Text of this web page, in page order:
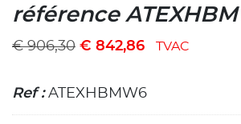
référence
€906,30 € 842,86 TVAC
Ref :ATEXHBMW6